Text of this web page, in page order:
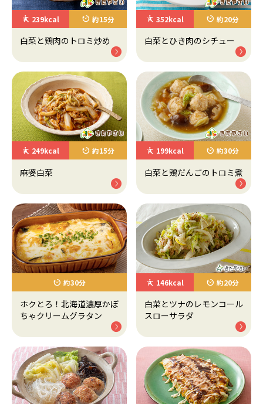
239kcal 約15分
白菜と鶏肉のトロミ炒め
352kcal 約20分
白菜とひき肉のシチュー
249kcal 約15分
麻婆白菜
199kcal 約30分
白菜と鶏だんごのトロミ煮
約30分
ホクとろ！北海道濃厚かぼ
ちゃクリームグラタン
146kcal 約20分
白菜とツナのレモンコール
スローサラダ